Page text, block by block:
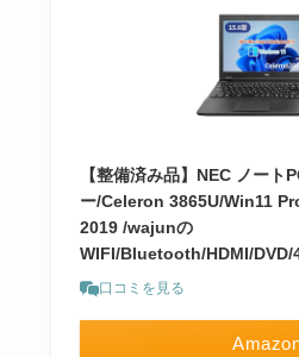
【整備済み品】NEC ノート
ー/Celeron 3865U/Win11
2019 /wajunの
WIFI/Bluetooth/HDMI/DVD/
口コミを見る